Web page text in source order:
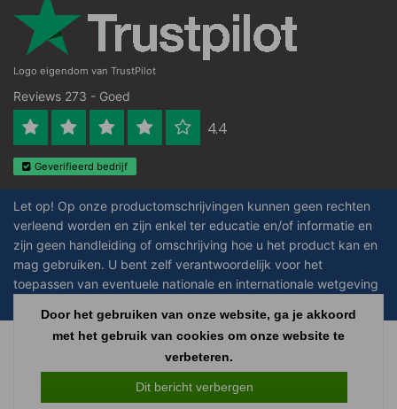
Logo eigendom van TrustPilot
Reviews 273 - Goed
4.4
Geverifieerd bedrijf
Let op! Op onze productomschrijvingen kunnen geen rechten
verleend worden en zijn enkel ter educatie en/of informatie en
zijn geen handleiding of omschrijving hoe u het product kan en
mag gebruiken. U bent zelf verantwoordelijk voor het
toepassen van eventuele nationale en internationale wetgeving
Copyright © 2026 - Laboratorium Discounter - All rights reserved - Theme by
Alle bedragen zijn exclusief BTW
Door het gebruiken van onze website, ga je akkoord
met het gebruik van cookies om onze website te
verbeteren.
Dit bericht verbergen